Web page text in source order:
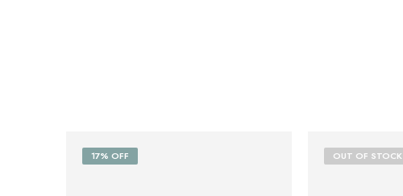
17% OFF OUT OF STOCK